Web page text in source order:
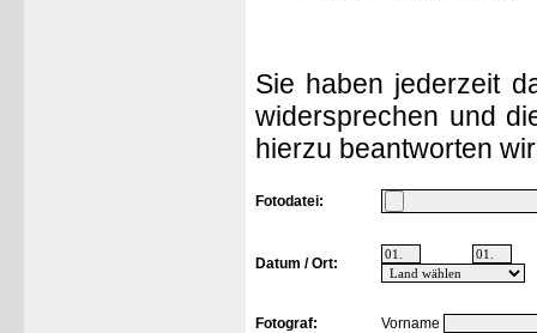
Sie haben jederzeit
widersprechen und
hierzu beantworten
Fotodatei:
Datum / Ort:
Fotograf:
Vorname